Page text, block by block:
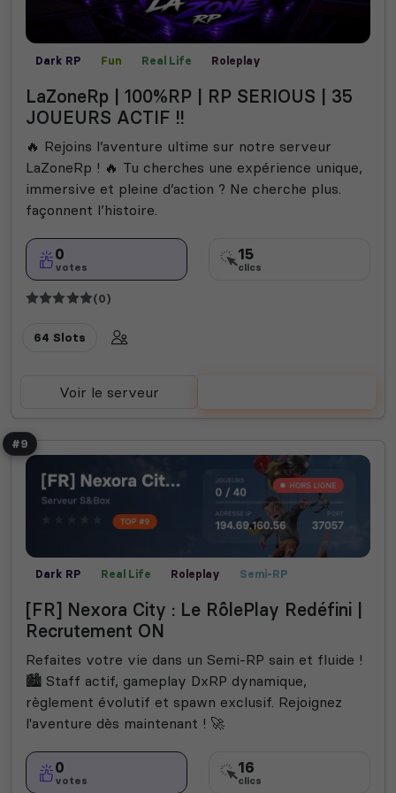
Dark RP Fun Real Life Roleplay
LaZoneRp | 100%RP | RP SERIOUS | 35
JOUEURS ACTIF !!
🔥 Rejoins l’aventure ultime sur notre serveur
LaZoneRp ! 🔥 Tu cherches une expérience unique,
immersive et pleine d’action ? Ne cherche plus.
façonnent l’histoire.
0
votes
15
clics
(0)
64 Slots
Voir le serveur
#9
Dark RP Real Life Roleplay Semi-RP
[FR] Nexora City : Le RôlePlay Redéfini |
Recrutement ON
Refaites votre vie dans un Semi-RP sain et fluide !
🏙️ Staff actif, gameplay DxRP dynamique,
règlement évolutif et spawn exclusif. Rejoignez
l'aventure dès maintenant ! 🚀
0
votes
16
clics